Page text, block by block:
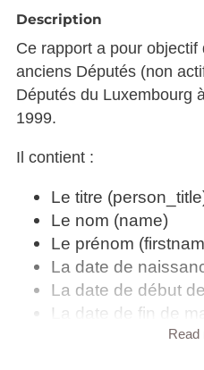
Description
Ce rapport a pour objectif
anciens Députés (non
Députés du Luxembourg
1999.
Il contient :
Le titre
Le nom (name)
Le prénom
La date de
La date de début
La date de fin de
Le groupe politique
Read